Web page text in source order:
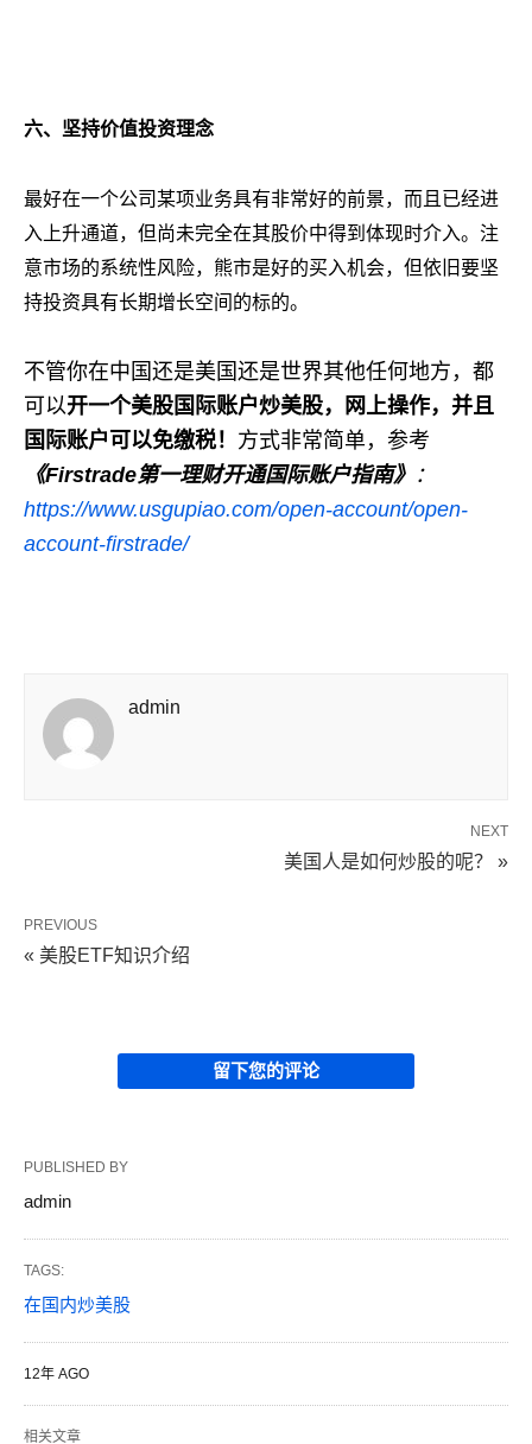
六、 坚持价值投资理念
最好在一个公司某项业务具有非常好的前景，而且已经进
入上升通道，但尚未完全在其股价中得到体现时介入。注
意市场的系统性风险，熊市是好的买入机会，但依旧要坚
持投资具有长期增长空间的标的。
不管你在中国还是美国还是世界其他任何地方，都
可以开一个美股国际账户炒美股，网上操作，并且
国际账户可以免缴税！ 方式非常简单，参考
《Firstrade第一理财开通国际账户指南》 ：
https://www.usgupiao.com/open-account/open-
account-firstrade/
admin
NEXT
美国人是如何炒股的呢？ »
PREVIOUS
« 美股ETF知识介绍
留下您的评论
PUBLISHED BY
admin
TAGS:
在国内炒美股
12年 AGO
相关文章